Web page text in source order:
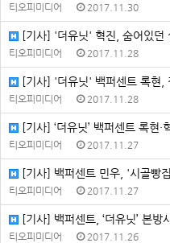
티오피미디어 2017.11.30
[기사] '더유닛' 혁진, 숨어있
티오피미디어 2017.11.28
[기사] '더유닛' 백퍼센트 록현
티오피미디어 2017.11.28
[기사] ‘더유닛’ 백퍼센트 록현
티오피미디어 2017.11.27
[기사] 백퍼센트 민우, '시골빵
티오피미디어 2017.11.27
[기사] 백퍼센트, ‘더유닛’ 본
티오피미디어 2017.11.26